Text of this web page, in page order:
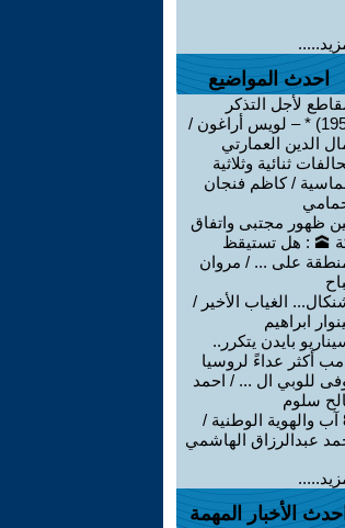
احدث المواضيع
لأجل التذكر
(1955) * – لويس أراغون /
الدين العمارتي
ثنائية وثلاثية
/ كاظم فنجان
ظهور مجتبى واتفاق
🕋 : هل تستيقظ
على ... / مروان
الغياب الأخير /
ابراهيم
بايدن يتكرر..
أكثر عداءً لروسيا
للوبي ال ... / احمد
سلوم
8 آب والهوية الوطنية /
عبدالرزاق الهاشمي
احدث الأخبار المهمة